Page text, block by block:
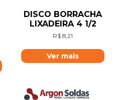
DISCO BORRACHA
LIXADEIRA 4 1/2
R$ 8,21
Ver mais